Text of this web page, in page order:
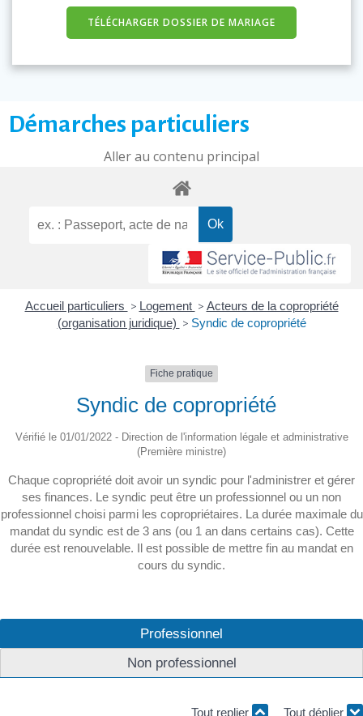
TÉLÉCHARGER DOSSIER DE MARIAGE
Démarches particuliers
Aller au contenu principal
Accueil particuliers > Logement > Acteurs de la copropriété
(organisation juridique) > Syndic de copropriété
Fiche pratique
Syndic de copropriété
Vérifié le 01/01/2022 - Direction de l'information légale et administrative
(Première ministre)
Chaque copropriété doit avoir un syndic pour l'administrer et gérer
ses finances. Le syndic peut être un professionnel ou un non
professionnel choisi parmi les copropriétaires. La durée maximale du
mandat du syndic est de 3 ans (ou 1 an dans certains cas). Cette
durée est renouvelable. Il est possible de mettre fin au mandat en
cours du syndic.
Professionnel
Non professionnel
Tout replier Tout déplier